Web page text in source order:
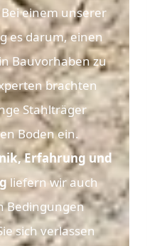
einem unserer
es darum, einen
Bauvorhaben zu
brachten
Stahlträger
Boden ein.
Erfahrung und
liefern wir auch
Bedingungen
sich verlassen